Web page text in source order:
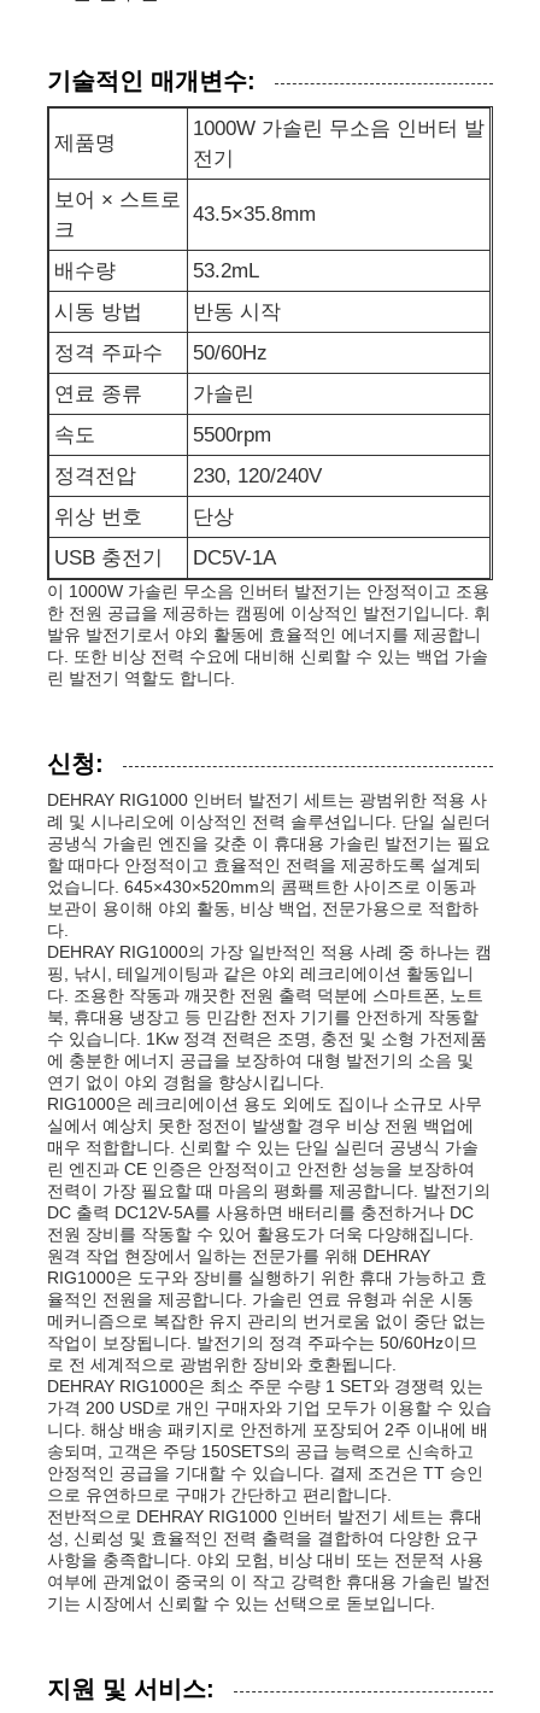
가정용 생성기
덮개 발전기 세트
저소음 발생기
발전기 유지보수
용접 발전기 세트
발전기 디젤 엔진
하수 펌프
기술적인 매개변수:
제품명
1000W 가솔린 무소음 인버터 발
전기
보어 × 스트로
크
43.5×35.8mm
배수량
53.2mL
시동 방법
반동 시작
정격 주파수
50/60Hz
연료 종류
가솔린
속도
5500rpm
정격전압
230, 120/240V
위상 번호
단상
USB 충전기
DC5V-1A
이 1000W 가솔린 무소음 인버터 발전기는 안정적이고 조용
한 전원 공급을 제공하는 캠핑에 이상적인 발전기입니다. 휘
발유 발전기로서 야외 활동에 효율적인 에너지를 제공합니
다. 또한 비상 전력 수요에 대비해 신뢰할 수 있는 백업 가솔
린 발전기 역할도 합니다.
신청:
DEHRAY RIG1000 인버터 발전기 세트는 광범위한 적용 사
례 및 시나리오에 이상적인 전력 솔루션입니다. 단일 실린더
공냉식 가솔린 엔진을 갖춘 이 휴대용 가솔린 발전기는 필요
할 때마다 안정적이고 효율적인 전력을 제공하도록 설계되
었습니다. 645×430×520mm의 콤팩트한 사이즈로 이동과
보관이 용이해 야외 활동, 비상 백업, 전문가용으로 적합하
다.
DEHRAY RIG1000의 가장 일반적인 적용 사례 중 하나는 캠
핑, 낚시, 테일게이팅과 같은 야외 레크리에이션 활동입니
다. 조용한 작동과 깨끗한 전원 출력 덕분에 스마트폰, 노트
북, 휴대용 냉장고 등 민감한 전자 기기를 안전하게 작동할
수 있습니다. 1Kw 정격 전력은 조명, 충전 및 소형 가전제품
에 충분한 에너지 공급을 보장하여 대형 발전기의 소음 및
연기 없이 야외 경험을 향상시킵니다.
RIG1000은 레크리에이션 용도 외에도 집이나 소규모 사무
실에서 예상치 못한 정전이 발생할 경우 비상 전원 백업에
매우 적합합니다. 신뢰할 수 있는 단일 실린더 공냉식 가솔
린 엔진과 CE 인증은 안정적이고 안전한 성능을 보장하여
전력이 가장 필요할 때 마음의 평화를 제공합니다. 발전기의
DC 출력 DC12V-5A를 사용하면 배터리를 충전하거나 DC
전원 장비를 작동할 수 있어 활용도가 더욱 다양해집니다.
원격 작업 현장에서 일하는 전문가를 위해 DEHRAY
RIG1000은 도구와 장비를 실행하기 위한 휴대 가능하고 효
율적인 전원을 제공합니다. 가솔린 연료 유형과 쉬운 시동
메커니즘으로 복잡한 유지 관리의 번거로움 없이 중단 없는
작업이 보장됩니다. 발전기의 정격 주파수는 50/60Hz이므
로 전 세계적으로 광범위한 장비와 호환됩니다.
DEHRAY RIG1000은 최소 주문 수량 1 SET와 경쟁력 있는
가격 200 USD로 개인 구매자와 기업 모두가 이용할 수 있습
니다. 해상 배송 패키지로 안전하게 포장되어 2주 이내에 배
송되며, 고객은 주당 150SETS의 공급 능력으로 신속하고
안정적인 공급을 기대할 수 있습니다. 결제 조건은 TT 승인
으로 유연하므로 구매가 간단하고 편리합니다.
전반적으로 DEHRAY RIG1000 인버터 발전기 세트는 휴대
성, 신뢰성 및 효율적인 전력 출력을 결합하여 다양한 요구
사항을 충족합니다. 야외 모험, 비상 대비 또는 전문적 사용
여부에 관계없이 중국의 이 작고 강력한 휴대용 가솔린 발전
기는 시장에서 신뢰할 수 있는 선택으로 돋보입니다.
지원 및 서비스: